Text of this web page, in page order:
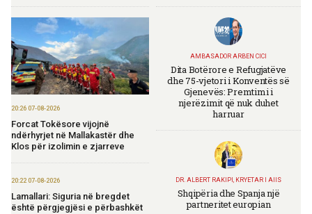
20:26 07-08-2026
Forcat Tokësore vijojnë
ndërhyrjet në Mallakastër dhe
Klos për izolimin e zjarreve
20:22 07-08-2026
Lamallari: Siguria në bregdet
është përgjegjësi e përbashkët
AMBASADOR ARBEN CICI
Dita Botërore e Refugjatëve
dhe 75-vjetori i Konventës së
Gjenevës: Premtimi i
njerëzimit që nuk duhet
harruar
DR. ALBERT RAKIPI, KRYETAR I AIIS
Shqipëria dhe Spanja një
partneritet europian